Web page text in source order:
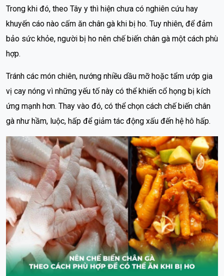
Trong khi đó, theo Tây y thì hiện chưa có nghiên cứu hay
khuyến cáo nào cấm ăn chân gà khi bị ho. Tuy nhiên, để đảm
bảo sức khỏe, người bị ho nên chế biến chân gà một cách phù
hợp.
Tránh các món chiên, nướng nhiều dầu mỡ hoặc tẩm ướp gia
vị cay nóng vì những yếu tố này có thể khiến cổ họng bị kích
ứng mạnh hơn. Thay vào đó, có thể chọn cách chế biến chân
gà như hầm, luộc, hấp để giảm tác động xấu đến hệ hô hấp.